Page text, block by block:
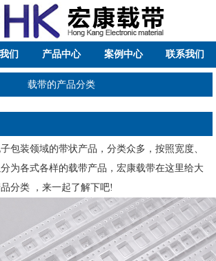
们 产品中心 案例中心 联系我们
载带的产品分类
包装领域的带状产品，分类众多，按照宽度、
为各式各样的载带产品，宏康载带在这里给大
分类 ，来一起了解下吧!